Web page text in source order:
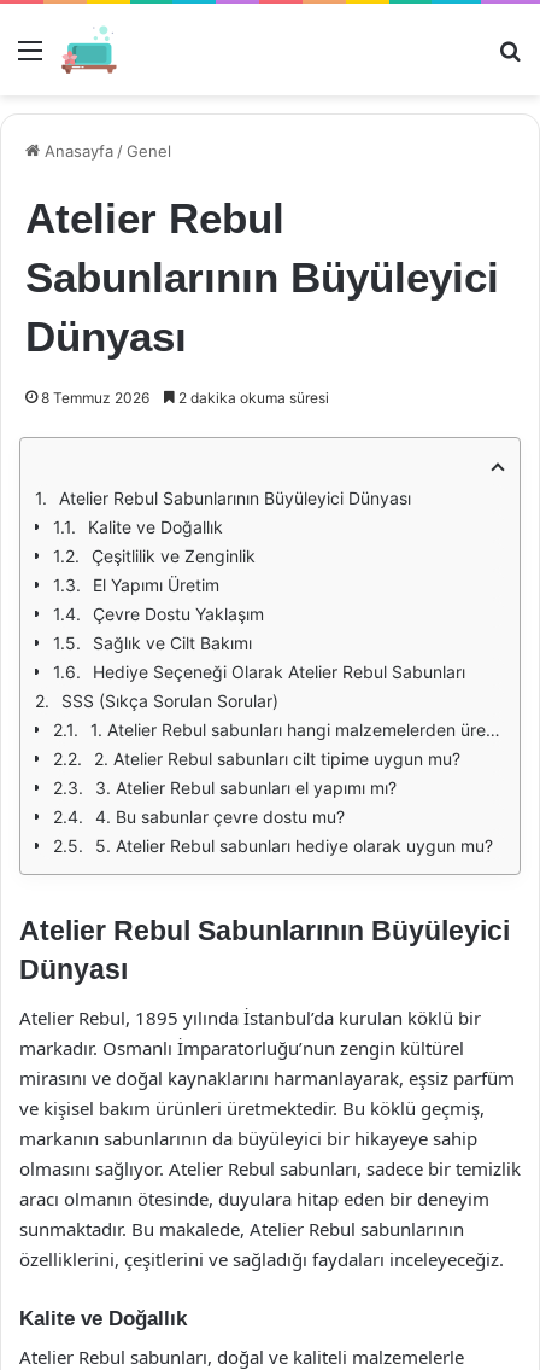
Menü
Anasayfa /Genel
Atelier Rebul
Sabunlarının Büyüleyici
Dünyası
8 Temmuz 2026 2 dakika okuma süresi
Atelier Rebul Sabunlarının Büyüleyici Dünyası
Kalite ve Doğallık
Çeşitlilik ve Zenginlik
El Yapımı Üretim
Çevre Dostu Yaklaşım
Sağlık ve Cilt Bakımı
Hediye Seçeneği Olarak Atelier Rebul Sabunları
SSS (Sıkça Sorulan Sorular)
1. Atelier Rebul sabunları hangi malzemelerden üretilmektedir?
2. Atelier Rebul sabunları cilt tipime uygun mu?
3. Atelier Rebul sabunları el yapımı mı?
4. Bu sabunlar çevre dostu mu?
5. Atelier Rebul sabunları hediye olarak uygun mu?
Atelier Rebul Sabunlarının Büyüleyici
Dünyası
Atelier Rebul, 1895 yılında İstanbul’da kurulan köklü bir
markadır. Osmanlı İmparatorluğu’nun zengin kültürel
mirasını ve doğal kaynaklarını harmanlayarak, eşsiz parfüm
ve kişisel bakım ürünleri üretmektedir. Bu köklü geçmiş,
markanın sabunlarının da büyüleyici bir hikayeye sahip
olmasını sağlıyor. Atelier Rebul sabunları, sadece bir temizlik
aracı olmanın ötesinde, duyulara hitap eden bir deneyim
sunmaktadır. Bu makalede, Atelier Rebul sabunlarının
özelliklerini, çeşitlerini ve sağladığı faydaları inceleyeceğiz.
Kalite ve Doğallık
Atelier Rebul sabunları, doğal ve kaliteli malzemelerle